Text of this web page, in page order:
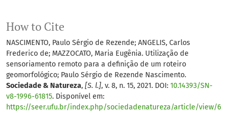
How to Cite
NASCIMENTO, Paulo Sérgio de Rezende; ANGELIS, Carlos
Frederico de; MAZZOCATO, Maria Eugênia. Utilização de
sensoriamento remoto para a definição de um roteiro
geomorfológico; Paulo Sérgio de Rezende Nascimento.
Sociedade & Natureza, [S. l.], v. 8, n. 15, 2021. DOI: 10.14393/SN-
v8-1996-61815. Disponível em:
https://seer.ufu.br/index.php/sociedadenatureza/article/view/6